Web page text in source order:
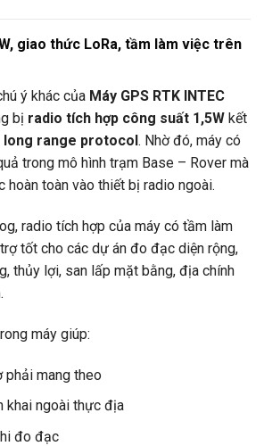
giao thức LoRa, tầm làm việc trên
ý khác của Máy GPS RTK INTEC
bị radio tích hợp công suất 1,5W kết
long range protocol. Nhờ đó, máy có
trong mô hình trạm Base – Rover mà
hoàn toàn vào thiết bị radio ngoài.
radio tích hợp của máy có tầm làm
tốt cho các dự án đo đạc diện rộng,
thủy lợi, san lấp mặt bằng, địa chính
máy giúp:
phải mang theo
khai ngoài thực địa
đo đạc